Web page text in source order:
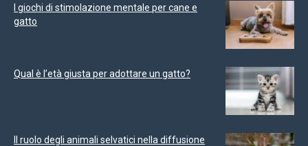
I giochi di stimolazione mentale per cane e
gatto
Qual è l’età giusta per adottare un gatto?
Il ruolo degli animali selvatici nella diffusione